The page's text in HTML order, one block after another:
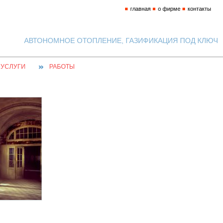
АВТОНОМНОЕ ОТОПЛЕНИЕ, ГАЗИФИКАЦИЯ ПОД КЛЮЧ
главная о фирме контакты
УСЛУГИ РАБОТЫ